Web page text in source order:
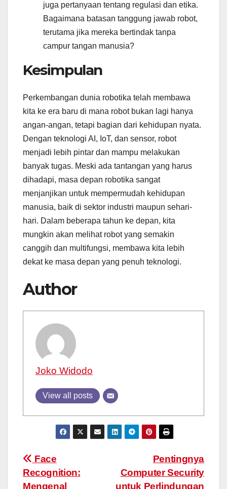
juga pertanyaan tentang regulasi dan etika.
Bagaimana batasan tanggung jawab robot,
terutama jika mereka bertindak tanpa
campur tangan manusia?
Kesimpulan
Perkembangan dunia robotika telah membawa
kita ke era baru di mana robot bukan lagi hanya
angan-angan, tetapi bagian dari kehidupan nyata.
Dengan teknologi AI, IoT, dan sensor, robot
menjadi lebih pintar dan mampu melakukan
banyak tugas. Meski ada tantangan yang harus
dihadapi, masa depan robotika sangat
menjanjikan untuk mempermudah kehidupan
manusia, baik di sektor industri maupun sehari-
hari. Dalam beberapa tahun ke depan, kita
mungkin akan melihat robot yang semakin
canggih dan multifungsi, membawa kita lebih
dekat ke masa depan yang penuh teknologi.
Author
Joko Widodo
View all posts
Post
navigation
Pentingnya
Computer Security
untuk Perlindungan
Face
Recognition:
Mengenal